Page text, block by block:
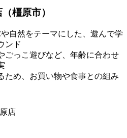
橿原市）
自然をテーマにした、遊んで学
ンド
ごっこ遊びなど、年齢に合わせ
ため、お買い物や食事との組み
店